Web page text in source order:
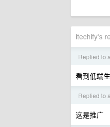
itechify's
Replied to
看到低端
Replied to
这是推广